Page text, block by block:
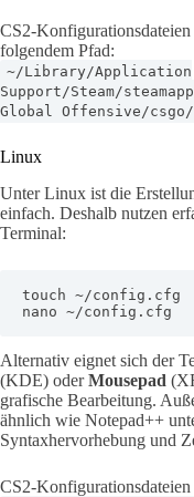
CS2-
folgendem Pfad:
~/Library/Application
Support/Steam/
Global Offensive/
Linux
Unter Linux ist die
einfach. Deshalb nutzen
Terminal:
touch ~/config.cfg
nano ~/config.cfg
Alternativ eignet sich der
(KDE) oderMousepad
grafische Bearbeitung.
ähnlich wie Notepad++
Syntaxhervorhebung und
CS2-